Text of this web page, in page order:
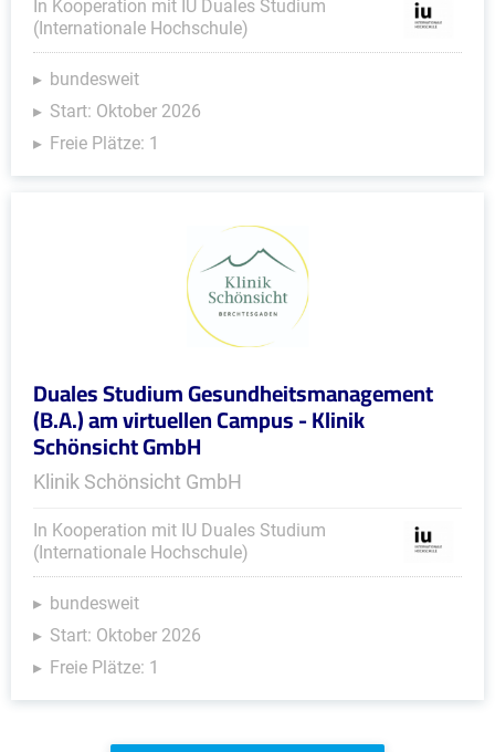
In Kooperation mit IU Duales Studium
(Internationale Hochschule)
bundesweit
Start: Oktober 2026
Freie Plätze: 1
Duales Studium Gesundheitsmanagement
(B.A.) am virtuellen Campus - Klinik
Schönsicht GmbH
Klinik Schönsicht GmbH
In Kooperation mit IU Duales Studium
(Internationale Hochschule)
bundesweit
Start: Oktober 2026
Freie Plätze: 1